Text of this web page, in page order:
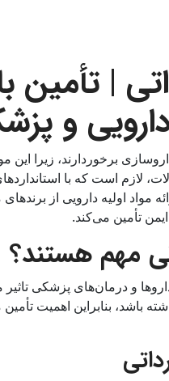
| تأمین
دارویی و
برخوردارند، زیرا این
لازم است که با
مواد اولیه دارویی از
ایمن تأمین می‌کند.
مهم هستند؟
و درمان‌های پزشکی تاثیر
باشد، بنابراین اهمیت